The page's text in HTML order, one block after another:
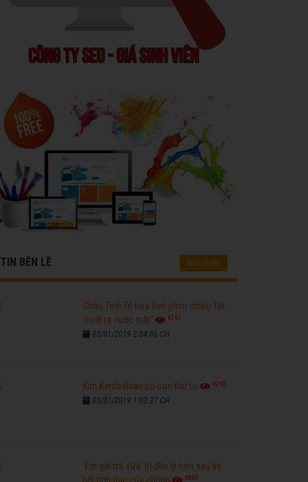
TIN BÊN LỀ Đọc thêm
Châu Tinh Trì hứa hẹn phim chiếu Tết
'cười ra nước mắt'
6761
03/01/2019 2:04:06 CH
Kim Kardashian có con thứ tư 6260
03/01/2019 1:03:37 CH
'Em gái trà sữa' bị đồn ly hôn sau bê
6580